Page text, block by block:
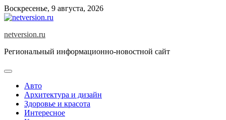
Skip
to
Воскресенье, 9 августа, 2026
netversion.ru
Региональный информационно-новостной сайт
Авто
Архитектура и дизайн
Здоровье и красота
Интересное